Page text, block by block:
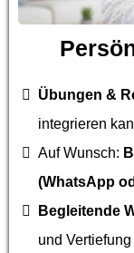
Übungen &
integrieren
Auf Wunsch:
(WhatsApp
Begleitende
und Vertiefung